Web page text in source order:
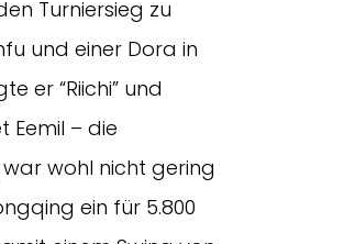
Turniersieg zu
und einer Dora in
er “Riichi” und
Eemil – die
wohl nicht gering
ein für 5.800